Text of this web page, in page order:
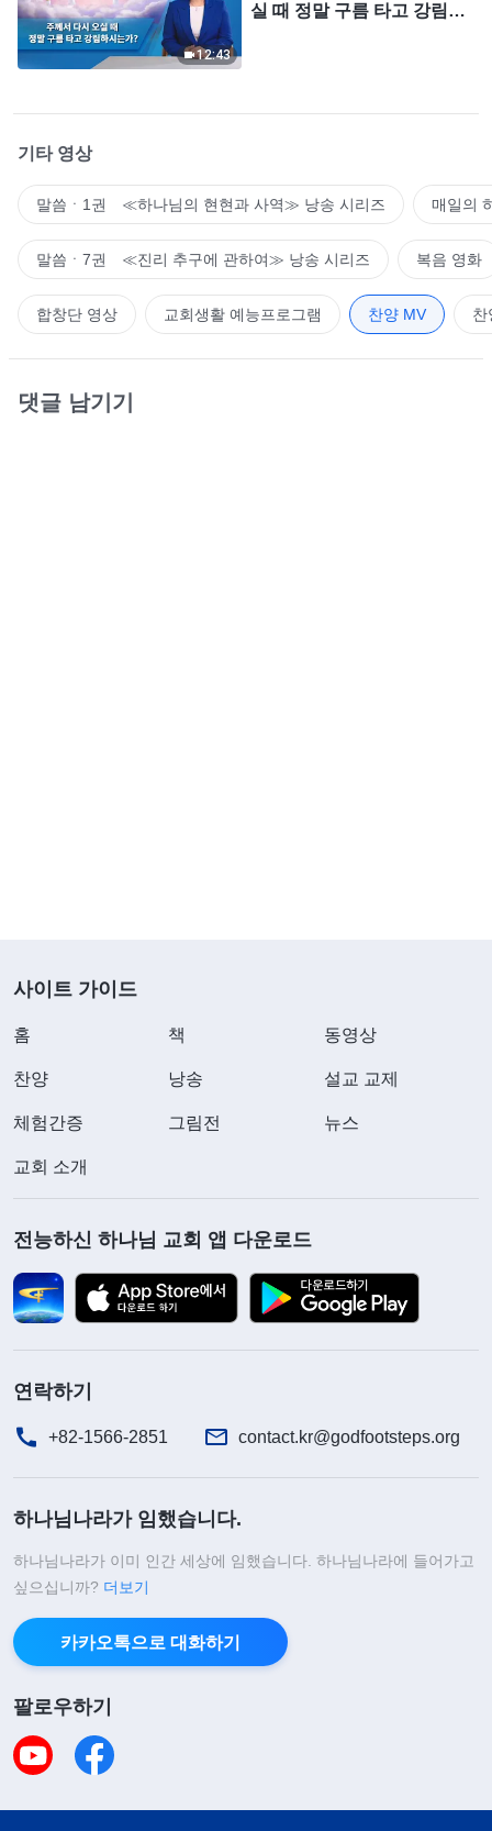
12:43
실 때 정말 구름 타고 강림하
기타 영상
말씀ㆍ1권 ≪하나님의 현현과 사역≫ 낭송 시리즈 매일의
말씀ㆍ7권 ≪진리 추구에 관하여≫ 낭송 시리즈 복음 영화
합창단 영상 교회생활 예능프로그램 찬양 MV 찬
댓글 남기기
사이트 가이드
홈 책 동영상
찬양 낭송 설교 교제
체험간증 그림전 뉴스
교회 소개
전능하신 하나님 교회 앱 다운로드
연락하기
+82-1566-2851 contact.kr@godfootsteps.org
하나님나라가 임했습니다.
하나님나라가 이미 인간 세상에 임했습니다. 하나님나라에 들어가고
싶으십니까? 더보기
카카오톡으로 대화하기
팔로우하기